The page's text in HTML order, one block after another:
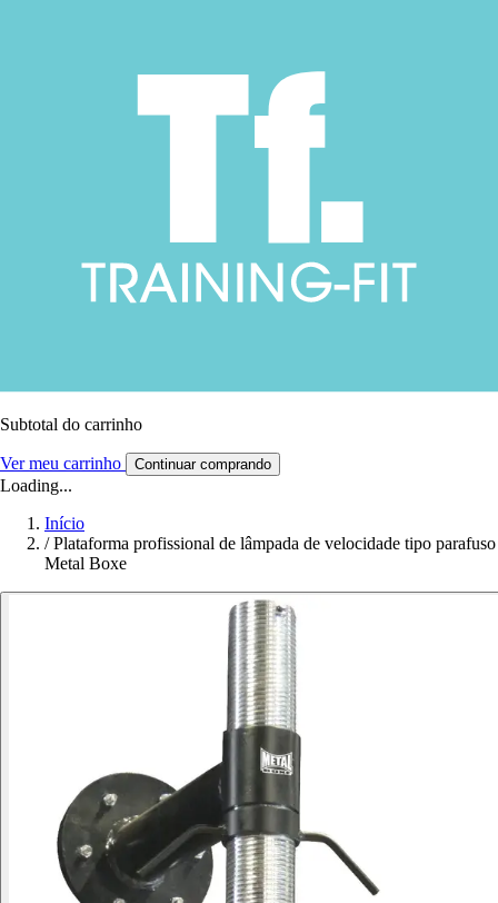
Subtotal do carrinho
Ver meu carrinho Continuar comprando
Loading...
Início
/ Plataforma profissional de lâmpada de velocidade tipo parafuso
Metal Boxe